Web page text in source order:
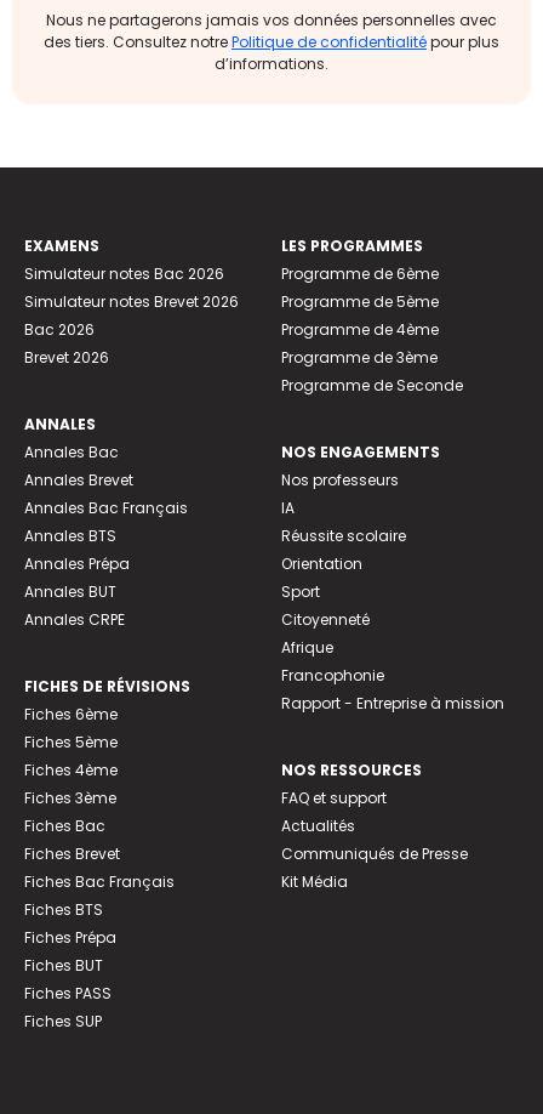
Nous ne partagerons jamais vos données personnelles avec
des tiers. Consultez notrePolitique de confidentialitépour plus
d’informations.
EXAMENS
Simulateur notes Bac 2026
Simulateur notes Brevet 2026
Bac 2026
Brevet 2026
ANNALES
Annales Bac
Annales Brevet
Annales Bac Français
Annales BTS
Annales Prépa
Annales BUT
Annales CRPE
FICHES DE RÉVISIONS
Fiches 6ème
Fiches 5ème
Fiches 4ème
Fiches 3ème
Fiches Bac
Fiches Brevet
Fiches Bac Français
Fiches BTS
Fiches Prépa
Fiches BUT
Fiches PASS
Fiches SUP
LES PROGRAMMES
Programme de 6ème
Programme de 5ème
Programme de 4ème
Programme de 3ème
Programme de Seconde
NOS ENGAGEMENTS
Nos professeurs
IA
Réussite scolaire
Orientation
Sport
Citoyenneté
Afrique
Francophonie
Rapport - Entreprise à mission
NOS RESSOURCES
FAQ et support
Actualités
Communiqués de Presse
Kit Média